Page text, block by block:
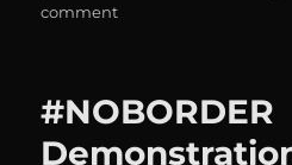
commenton
Demo
die
#NOBORDER